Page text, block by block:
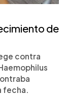
de
contra
fecha.